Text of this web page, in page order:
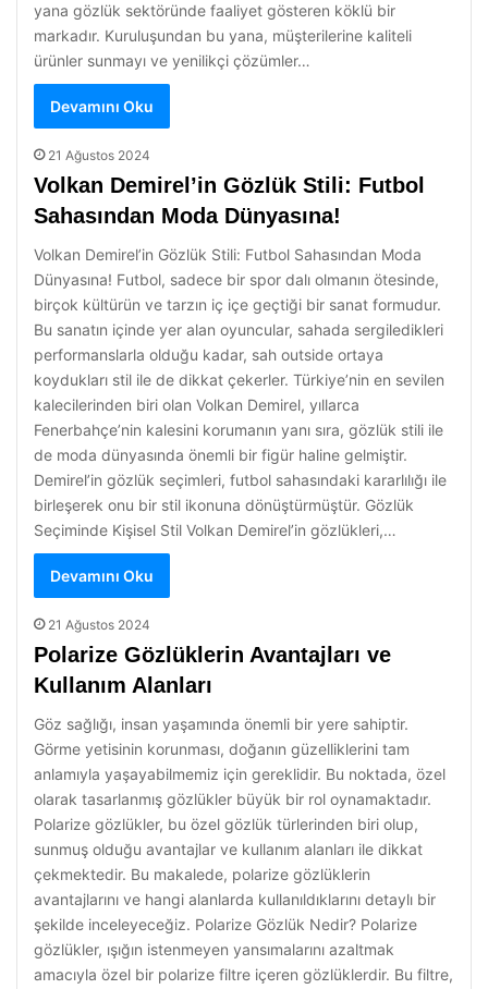
yana gözlük sektöründe faaliyet gösteren köklü bir
markadır. Kuruluşundan bu yana, müşterilerine kaliteli
ürünler sunmayı ve yenilikçi çözümler…
Devamını Oku
21 Ağustos 2024
Volkan Demirel’in Gözlük Stili: Futbol
Sahasından Moda Dünyasına!
Volkan Demirel’in Gözlük Stili: Futbol Sahasından Moda
Dünyasına! Futbol, sadece bir spor dalı olmanın ötesinde,
birçok kültürün ve tarzın iç içe geçtiği bir sanat formudur.
Bu sanatın içinde yer alan oyuncular, sahada sergiledikleri
performanslarla olduğu kadar, sah outside ortaya
koydukları stil ile de dikkat çekerler. Türkiye’nin en sevilen
kalecilerinden biri olan Volkan Demirel, yıllarca
Fenerbahçe’nin kalesini korumanın yanı sıra, gözlük stili ile
de moda dünyasında önemli bir figür haline gelmiştir.
Demirel’in gözlük seçimleri, futbol sahasındaki kararlılığı ile
birleşerek onu bir stil ikonuna dönüştürmüştür. Gözlük
Seçiminde Kişisel Stil Volkan Demirel’in gözlükleri,…
Devamını Oku
21 Ağustos 2024
Polarize Gözlüklerin Avantajları ve
Kullanım Alanları
Göz sağlığı, insan yaşamında önemli bir yere sahiptir.
Görme yetisinin korunması, doğanın güzelliklerini tam
anlamıyla yaşayabilmemiz için gereklidir. Bu noktada, özel
olarak tasarlanmış gözlükler büyük bir rol oynamaktadır.
Polarize gözlükler, bu özel gözlük türlerinden biri olup,
sunmuş olduğu avantajlar ve kullanım alanları ile dikkat
çekmektedir. Bu makalede, polarize gözlüklerin
avantajlarını ve hangi alanlarda kullanıldıklarını detaylı bir
şekilde inceleyeceğiz. Polarize Gözlük Nedir? Polarize
gözlükler, ışığın istenmeyen yansımalarını azaltmak
amacıyla özel bir polarize filtre içeren gözlüklerdir. Bu filtre,